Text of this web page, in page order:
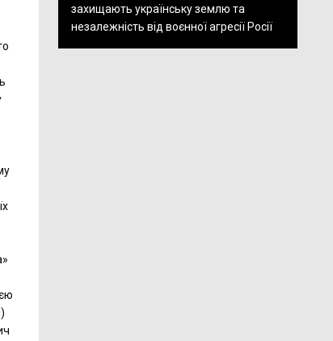
захищають українську землю та
незалежність від воєнної агресії Росії